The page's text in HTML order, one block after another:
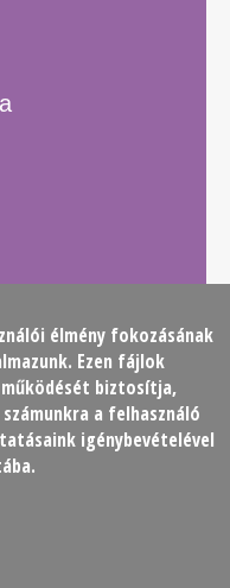
Társaság
Kapcsolat
élmény fokozásának
Ezen fájlok
biztosítja,
a felhasználó
igénybevételével